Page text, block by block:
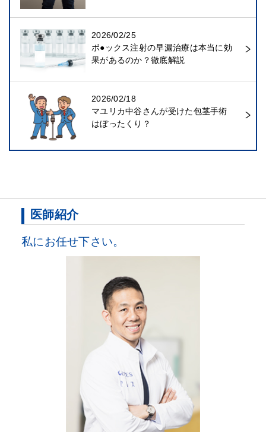
2026/02/25
ボ●ックス注射の早漏治療は本当に効
果があるのか？徹底解説
2026/02/18
マユリカ中谷さんが受けた包茎手術
はぼったくり？
医師紹介
私にお任せ下さい。